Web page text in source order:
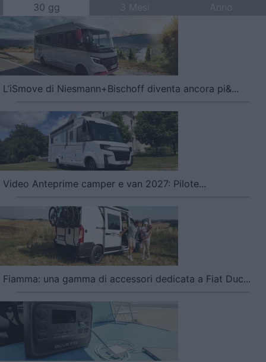
30 gg
L’iSmove di Niesmann+Bischoff diventa ancora pi&...
Video Anteprime camper e van 2027: Pilote...
Fiamma: una gamma di accessori dedicata a Fiat Duc...